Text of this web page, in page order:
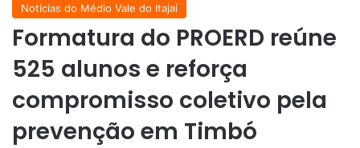
Notícias do Médio Vale do Itajaí
Formatura do PROERD reúne
525 alunos e reforça
compromisso coletivo pela
prevenção em Timbó